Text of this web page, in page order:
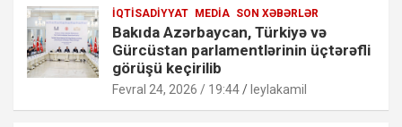
İQTISADIYYAT MEDIA SON XƏBƏRLƏR
Bakıda Azərbaycan, Türkiyə və
Gürcüstan parlamentlərinin üçtərəfli
görüşü keçirilib
Fevral 24, 2026 / 19:44 leylakamil